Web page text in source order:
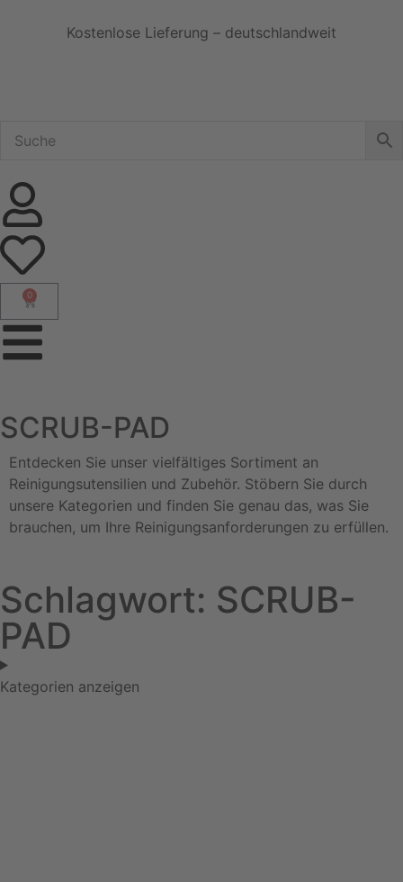
Kostenlose Lieferung – deutschlandweit
0
SCRUB-PAD
Entdecken Sie unser vielfältiges Sortiment an
Reinigungsutensilien und Zubehör. Stöbern Sie durch
unsere Kategorien und finden Sie genau das, was Sie
brauchen, um Ihre Reinigungsanforderungen zu erfüllen.
Schlagwort: SCRUB-
PAD
Kategorien anzeigen